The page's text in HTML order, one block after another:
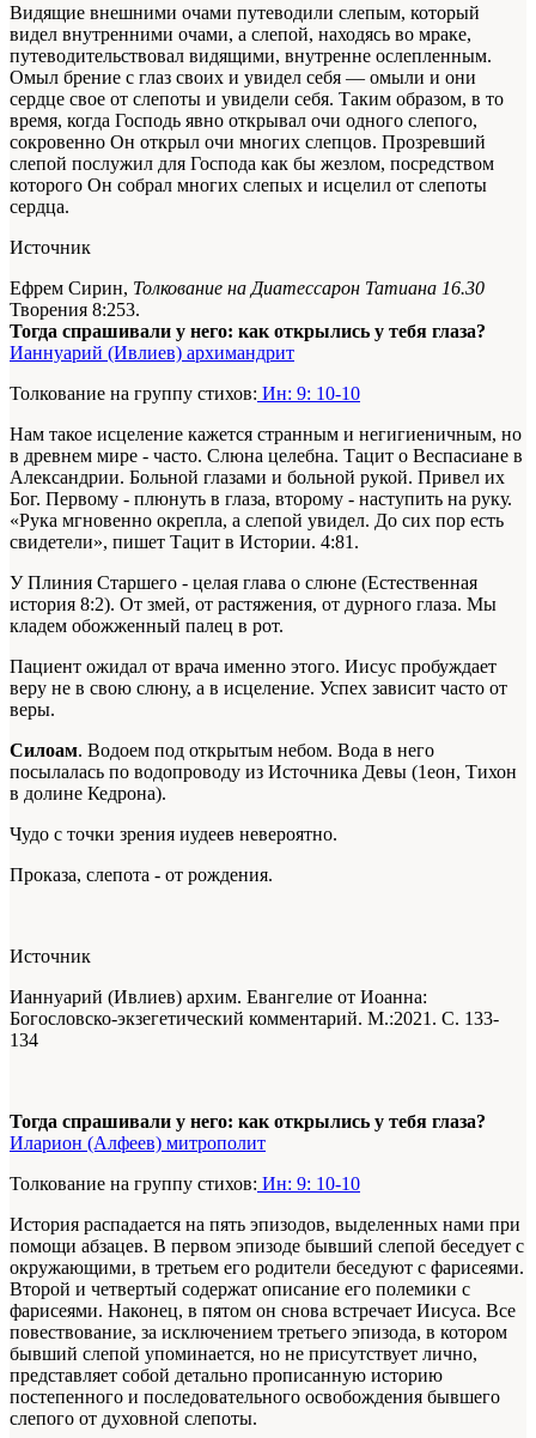
Видящие внешними очами путеводили слепым, который
видел внутренними очами, а слепой, находясь во мраке,
путеводительствовал видящими, внутренне ослепленным.
Омыл брение с глаз своих и увидел себя — омыли и они
сердце свое от слепоты и увидели себя. Таким образом, в то
время, когда Господь явно открывал очи одного слепого,
сокровенно Он открыл очи многих слепцов. Прозревший
слепой послужил для Господа как бы жезлом, посредством
которого Он собрал многих слепых и исцелил от слепоты
сердца.
Источник
Ефрем Сирин, Толкование на Диатессарон Татиана 16.30
Творения 8:253.
Тогда спрашивали у него: как открылись у тебя глаза?
Ианнуарий (Ивлиев) архимандрит
Толкование на группу стихов: Ин: 9: 10-10
Нам такое исцеление кажется странным и негигиеничным, но
в древнем мире - часто. Слюна целебна. Тацит о Веспасиане в
Александрии. Больной глазами и больной рукой. Привел их
Бог. Первому - плюнуть в глаза, второму - наступить на руку.
«Рука мгновенно окрепла, а слепой увидел. До сих пор есть
свидетели», пишет Тацит в Истории. 4:81.
У Плиния Старшего - целая глава о слюне (Естественная
история 8:2). От змей, от растяжения, от дурного глаза. Мы
кладем обожженный палец в рот.
Пациент ожидал от врача именно этого. Иисус пробуждает
веру не в свою слюну, а в исцеление. Успех зависит часто от
веры.
Силоам. Водоем под открытым небом. Вода в него
посылалась по водопроводу из Источника Девы (1еон, Тихон
в долине Кедрона).
Чудо с точки зрения иудеев невероятно.
Проказа, слепота - от рождения.
Источник
Ианнуарий (Ивлиев) архим. Евангелие от Иоанна:
Богословско-экзегетический комментарий. М.:2021. С. 133-
134
Тогда спрашивали у него: как открылись у тебя глаза?
Иларион (Алфеев) митрополит
Толкование на группу стихов: Ин: 9: 10-10
История распадается на пять эпизодов, выделенных нами при
помощи абзацев. В первом эпизоде бывший слепой беседует с
окружающими, в третьем его родители беседуют с фарисеями.
Второй и четвертый содержат описание его полемики с
фарисеями. Наконец, в пятом он снова встречает Иисуса. Все
повествование, за исключением третьего эпизода, в котором
бывший слепой упоминается, но не присутствует лично,
представляет собой детально прописанную историю
постепенного и последовательного освобождения бывшего
слепого от духовной слепоты.